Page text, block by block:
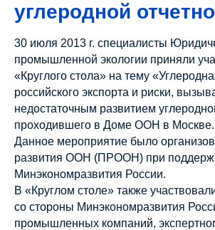
углеродной
30 июля 2013 г. специалисты
промышленной экологии приняли
«Круглого стола» на тему
российского экспорта и риски,
недостаточным развитием
проходившего в Доме ООН в Москве.
Данное мероприятие было
развития ООН (ПРООН) при
Минэкономразвития России.
В «Круглом столе» также
со стороны Минэкономразвития
промышленных компаний,